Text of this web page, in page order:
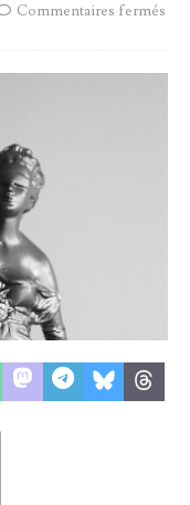
Commentaires fermés